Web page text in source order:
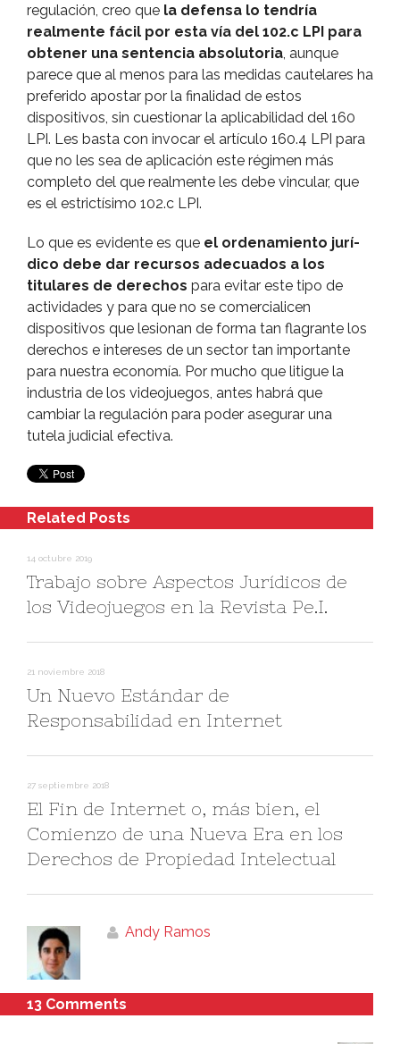
regulación, creo que la defensa lo tendrí­a
realmente fácil por esta ví­a del 102.c LPI para
obtener una sentencia absolutoria, aunque
parece que al menos para las medidas cautelares ha
preferido apostar por la finalidad de estos
dispositivos, sin cuestionar la aplicabilidad del 160
LPI. Les basta con invocar el artí­culo 160.4 LPI para
que no les sea de aplicación este régimen más
completo del que realmente les debe vincular, que
es el estrictí­simo 102.c LPI.
Lo que es evidente es que el ordenamiento jurí­
dico debe dar recursos adecuados a los
titulares de derechos para evitar este tipo de
actividades y para que no se comercialicen
dispositivos que lesionan de forma tan flagrante los
derechos e intereses de un sector tan importante
para nuestra economí­a. Por mucho que litigue la
industria de los videojuegos, antes habrá que
cambiar la regulación para poder asegurar una
tutela judicial efectiva.
Related Posts
14 octubre 2019
Trabajo sobre Aspectos Jurí­dicos de
los Videojuegos en la Revista Pe.I.
21 noviembre 2018
Un Nuevo Estándar de
Responsabilidad en Internet
27 septiembre 2018
El Fin de Internet o, más bien, el
Comienzo de una Nueva Era en los
Derechos de Propiedad Intelectual
Andy Ramos
13 Comments